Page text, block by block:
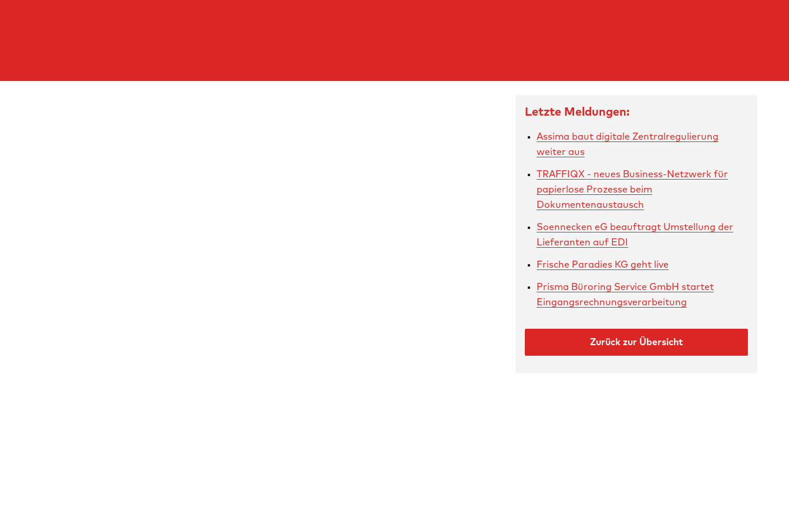
Letzte Meldungen:
Assima baut digitale Zentralregulierung
weiter aus
TRAFFIQX - neues Business-Netzwerk für
papierlose Prozesse beim
Dokumentenaustausch
Soennecken eG beauftragt Umstellung der
Lieferanten auf EDI
Frische Paradies KG geht live
Prisma Büroring Service GmbH startet
Eingangsrechnungsverarbeitung
Zurück zur Übersicht